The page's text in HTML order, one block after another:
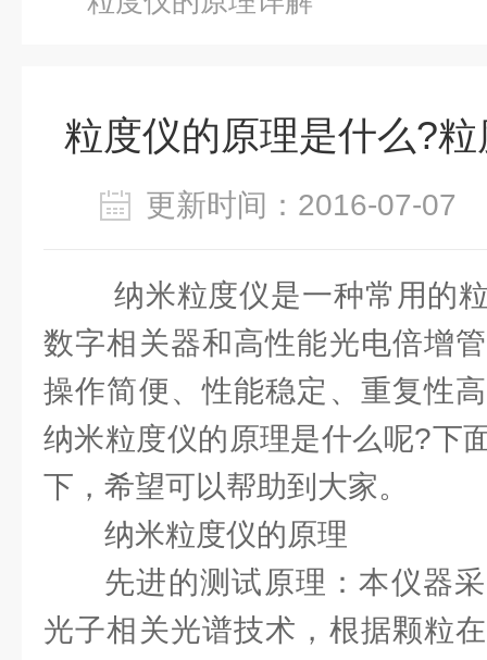
粒度仪的原理是什么?
更新时间：2016-07-
纳米粒度仪是一种常用的
数字相关器和高性能光电倍增
操作简便、性能稳定、重复性
纳米粒度仪的原理是什么呢?下
下，希望可以帮助到大家。
纳米粒度仪的原理
先进的测试原理：本仪器
光子相关光谱技术，根据颗粒